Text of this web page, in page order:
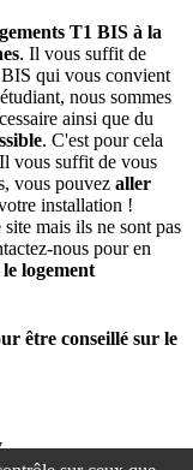
T1 BIS à la
. Il vous suffit de
qui vous convient
nous sommes
ainsi que du
. C'est pour cela
vous suffit de vous
vous pouvez aller
installation !
mais ils ne sont pas
nous pour en
logement
être conseillé sur le